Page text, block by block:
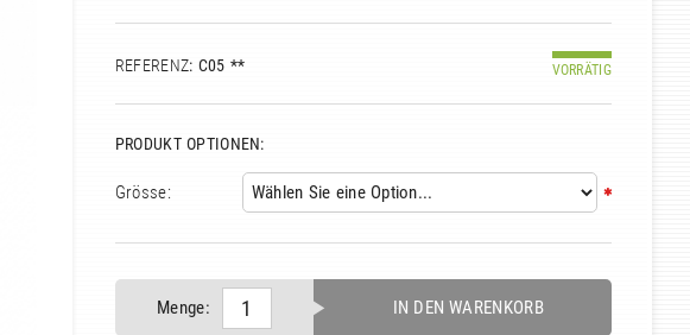
REFERENZ: C05 ** VORRÄTIG
PRODUKT OPTIONEN:
Grösse:
Menge: IN DEN WARENKORB